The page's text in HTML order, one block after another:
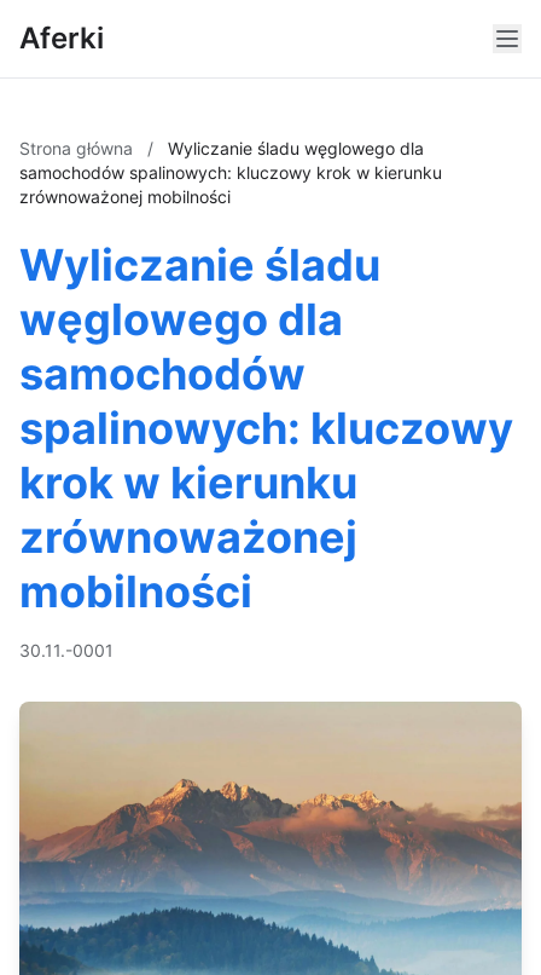
Aferki
Strona główna /
Wyliczanie śladu węglowego dla
samochodów spalinowych: kluczowy krok w kierunku
zrównoważonej mobilności
Wyliczanie śladu
węglowego dla
samochodów
spalinowych: kluczowy
krok w kierunku
zrównoważonej
mobilności
30.11.-0001